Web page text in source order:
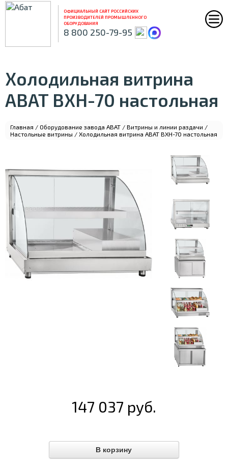
ОФИЦИАЛЬНЫЙ САЙТ РОССИЙСКИХ
ПРОИЗВОДИТЕЛЕЙ ПРОМЫШЛЕННОГО
ОБОРУДОВАНИЯ
8 800 250-79-95
Холодильная витрина
ABAT ВХН-70 настольная
Главная / Оборудование завода ABAT / Витрины и линии раздачи /
Настольные витрины / Холодильная витрина ABAT ВХН-70 настольная
147 037 руб.